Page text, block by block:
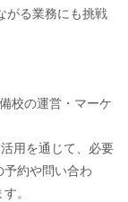
がる業務にも挑戦
校の運営・マーケ
用を通じて、必要
約や問い合わ
。